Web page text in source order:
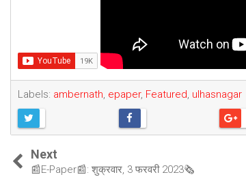
Labels: ambernath, epaper, Featured, ulhasnagar
Next
📰E-Paper📰: शुक्रवार, 3 फरवरी 2023🗞